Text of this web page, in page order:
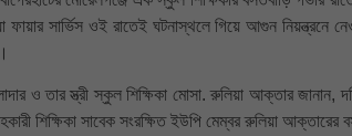
ফায়ার সার্ভিস ওই রাতেই ঘটনাস্থলে গিয়ে আগুন
ও তার স্ত্রী স্কুল শিক্ষিকা মোসা. রুলিয়া আক্তার জানান,
শিক্ষিকা সাবেক সংরক্ষিত ইউপি মেম্বর রুলিয়া